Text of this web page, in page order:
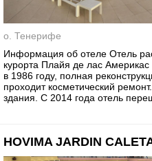
о. Тенерифе
Информация об отеле Отель
курорта Плайя де лас
в 1986 году, полная
проходит косметический
здания. С 2014 года отель
HOVIMA JARDIN